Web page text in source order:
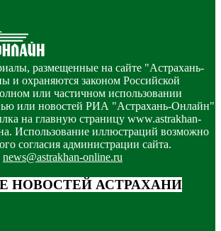
размещенные на сайте "Астрахань-
и охраняются законом Российской
или частичном использовании
или новостей РИА "Астрахань-Онлайн"
на главную страницу www.astrakhan-
Использование иллюстраций возможно
согласия администрации сайта.
news@astrakhan-online.ru
НОВОСТЕЙ АСТРАХАНИ